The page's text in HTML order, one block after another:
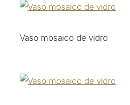
Vaso mosaico de vidro